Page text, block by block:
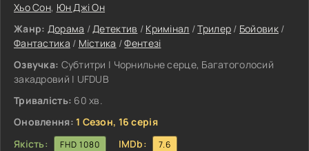
Хьо Сон, Юн Джі Он
Жанр: Дорама /Детектив / Кримінал /Трилер / Бойовик/
Фантастика / Містика /Фентезі
Озвучка: Субтитри | Чорнильне серце, Багатоголосий
закадровий | UFDUB
Тривалість: 60 хв.
Оновлення: 1 Сезон, 16 серія
Якість:
FHD 1080 IMDb: 7.6